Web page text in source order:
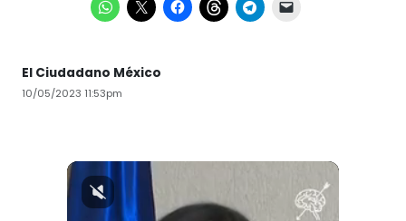
El Ciudadano México
10/05/2023 11:53pm